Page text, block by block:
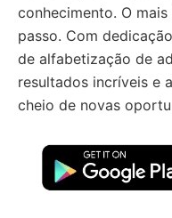
conhecimento. O
passo. Com
de alfabetização de
resultados incríveis e
cheio de novas